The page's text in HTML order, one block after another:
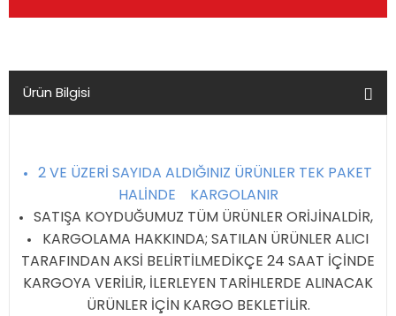
Ürün Bilgisi
2 VE ÜZERİ SAYIDA ALDIĞINIZ ÜRÜNLER TEK PAKET
HALİNDE KARGOLANIR
SATIŞA KOYDUĞUMUZ TÜM ÜRÜNLER ORİJİNALDİR,
KARGOLAMA HAKKINDA; SATILAN ÜRÜNLER ALICI
TARAFINDAN AKSİ BELİRTİLMEDİKÇE 24 SAAT İÇİNDE
KARGOYA VERİLİR, İLERLEYEN TARİHLERDE ALINACAK
ÜRÜNLER İÇİN KARGO BEKLETİLİR.